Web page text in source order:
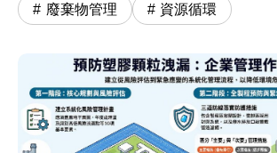
廢棄物管理 資源循環